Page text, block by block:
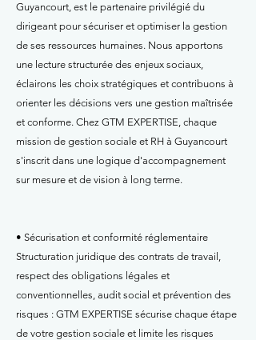
Guyancourt, est le partenaire privilégié du
dirigeant pour sécuriser et optimiser la gestion
de ses ressources humaines. Nous apportons
une lecture structurée des enjeux sociaux,
éclairons les choix stratégiques et contribuons à
orienter les décisions vers une gestion maîtrisée
et conforme. Chez GTM EXPERTISE, chaque
mission de gestion sociale et RH à Guyancourt
s'inscrit dans une logique d'accompagnement
sur mesure et de vision à long terme.
• Sécurisation et conformité réglementaire
Structuration juridique des contrats de travail,
respect des obligations légales et
conventionnelles, audit social et prévention des
risques : GTM EXPERTISE sécurise chaque étape
de votre gestion sociale et limite les risques